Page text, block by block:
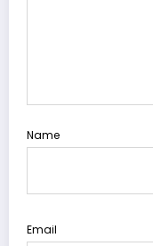
Name
Email